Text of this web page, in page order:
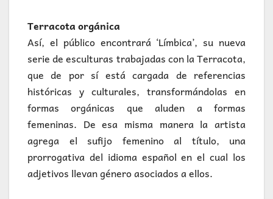
Terracota orgánica
Así, el público encontrará ‘Límbica’, su nueva
serie de esculturas trabajadas con la Terracota,
que de por sí está cargada de referencias
históricas y culturales, transformándolas en
formas orgánicas que aluden a formas
femeninas. De esa misma manera la artista
agrega el sufijo femenino al título, una
prorrogativa del idioma español en el cual los
adjetivos llevan género asociados a ellos.